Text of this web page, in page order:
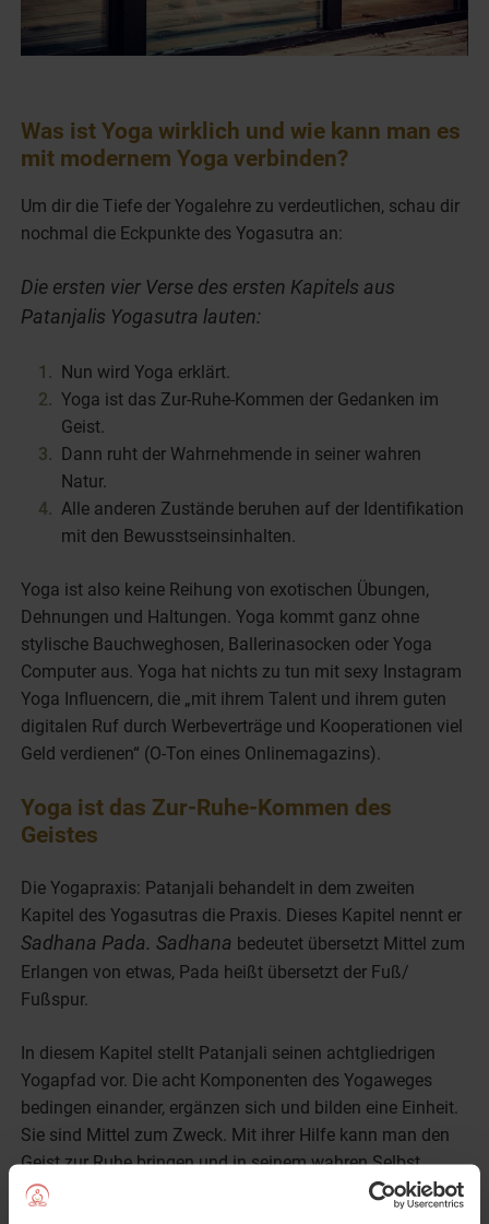
Was ist Yoga wirklich und wie kann man es
mit modernem Yoga verbinden?
Um dir die Tiefe der Yogalehre zu verdeutlichen, schau dir
nochmal die Eckpunkte des Yogasutra an:
Die ersten vier Verse des ersten Kapitels aus
Patanjalis Yogasutra lauten:
Nun wird Yoga erklärt.
Yoga ist das Zur-Ruhe-Kommen der Gedanken im
Geist.
Dann ruht der Wahrnehmende in seiner wahren
Natur.
Alle anderen Zustände beruhen auf der Identifikation
mit den Bewusstseinsinhalten.
Yoga ist also keine Reihung von exotischen Übungen,
Dehnungen und Haltungen. Yoga kommt ganz ohne
stylische Bauchweghosen, Ballerinasocken oder Yoga
Computer aus. Yoga hat nichts zu tun mit sexy Instagram
Yoga Influencern, die „mit ihrem Talent und ihrem guten
digitalen Ruf durch Werbeverträge und Kooperationen viel
Geld verdienen“ (O-Ton eines Onlinemagazins).
Yoga ist das Zur-Ruhe-Kommen des
Geistes
Die Yogapraxis: Patanjali behandelt in dem zweiten
Kapitel des Yogasutras die Praxis. Dieses Kapitel nennt er
Sadhana Pada. Sadhana bedeutet übersetzt Mittel zum
Erlangen von etwas, Pada heißt übersetzt der Fuß/
Fußspur.
In diesem Kapitel stellt Patanjali seinen achtgliedrigen
Yogapfad vor. Die acht Komponenten des Yogaweges
bedingen einander, ergänzen sich und bilden eine Einheit.
Sie sind Mittel zum Zweck. Mit ihrer Hilfe kann man den
Geist zur Ruhe bringen und in seinem wahren Selbst
ruhen.